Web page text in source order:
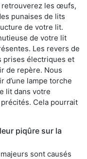
retrouverez les œufs,
punaises de lits
de votre lit.
de votre lit
Les revers de
prises électriques et
de repère. Nous
d’une lampe torche
lit dans votre
Cela pourrait
piqûre sur la
sont causés